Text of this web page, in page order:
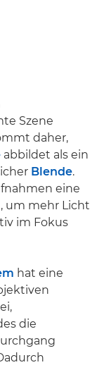
Szene
daher,
abbildet als ein
Blende.
eine
um mehr Licht
im Fokus
hat eine
die